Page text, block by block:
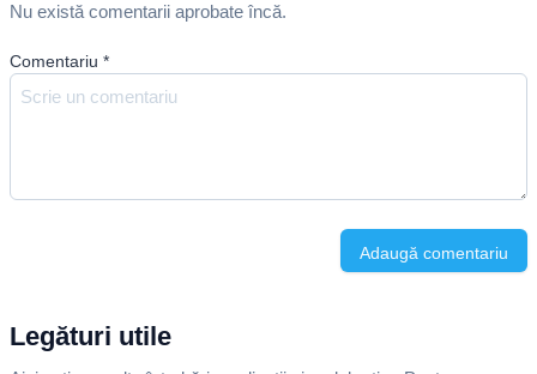
Nu există comentarii aprobate încă.
Comentariu *
Adaugă comentariu
Legături utile